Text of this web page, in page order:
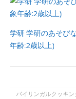
学研 学研のあそび
年齢:2歳以上)
バイリンガルクッキン